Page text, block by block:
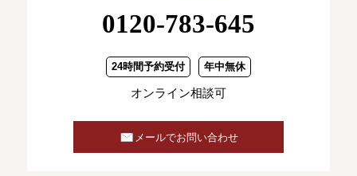
0120-783-645
24時間予約受付 年中無休
オンライン相談可
メールでお問い合わせ